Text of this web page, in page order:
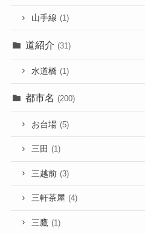
山手線 (1)
道紹介 (31)
水道橋 (1)
都市名 (200)
お台場 (5)
三田 (1)
三越前 (3)
三軒茶屋 (4)
三鷹 (1)